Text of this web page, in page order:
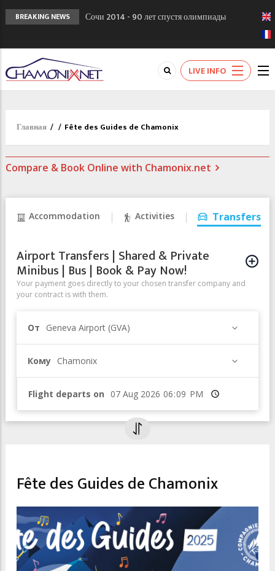
BREAKING NEWS
Сочи 2014 - 90 лет спустя олимпиады
Кол де Монте закрыт 11 января 2013
Chamonixporusski - Русское Шамони. Мы
вам поможем!
LIVE INFO
Главная / / Fête des Guides de Chamonix
Compare & Book Online with Chamonix.net
Accommodation Activities Transfers
Airport Transfers | Shared & Private
Minibus | Bus | Book & Pay Now!
Your payment goes directly to your chosen transfer company and
your contract is with them.
От Geneva Airport (GVA)
Кому Chamonix
Flight departs on Время
Fête des Guides de Chamonix